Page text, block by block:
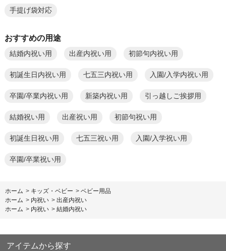
手提げ袋対応
おすすめの用途
結婚内祝い用 出産内祝い用 初節句内祝い用
初誕生日内祝い用 七五三内祝い用 入園/入学内祝い用
卒園/卒業内祝い用 新築内祝い用 引っ越しご挨拶用
結婚祝い用 出産祝い用 初節句祝い用
初誕生日祝い用 七五三祝い用 入園/入学祝い用
卒園/卒業祝い用
ホーム > キッズ・ベビー > ベビー用品
ホーム > 内祝い > 出産内祝い
ホーム > 内祝い > 結婚内祝い
アイテムから探す